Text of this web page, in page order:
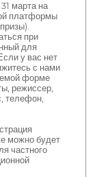
марта на
платформы
при
для
у вас нет
с нами
форме
режиссер,
телефон,
можно будет
частного